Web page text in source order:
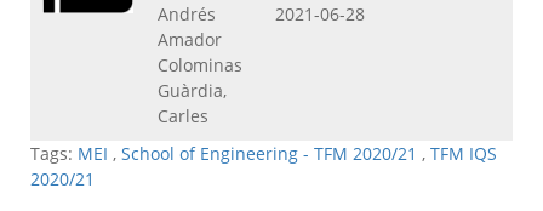
Andrés
Amador
Colominas
Guàrdia,
Carles
2021-06-28
Tags: MEI , School of Engineering - TFM 2020/21 , TFM IQS
2020/21